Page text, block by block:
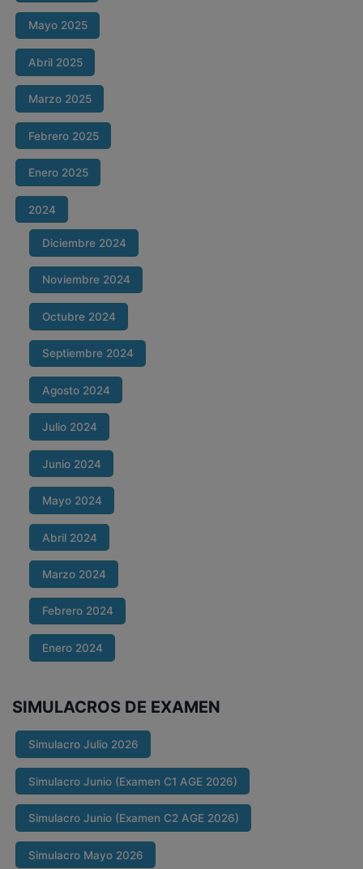
Mayo 2025
Abril 2025
Marzo 2025
Febrero 2025
Enero 2025
2024
Diciembre 2024
Noviembre 2024
Octubre 2024
Septiembre 2024
Agosto 2024
Julio 2024
Junio 2024
Mayo 2024
Abril 2024
Marzo 2024
Febrero 2024
Enero 2024
SIMULACROS DE EXAMEN
Simulacro Julio 2026
Simulacro Junio (Examen C1 AGE 2026)
Simulacro Junio (Examen C2 AGE 2026)
Simulacro Mayo 2026